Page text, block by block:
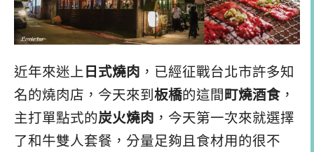
近年來迷上 日式燒肉 ，已經征戰台北市許多知
名的燒肉店，今天來到 板橋的這間 町燒酒食 ，
主打單點式的炭火燒肉 ，今天第一次來就選擇
了和牛雙人套餐，分量足夠且食材用的很不